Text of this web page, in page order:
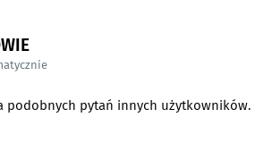
pytań innych użytkowników.